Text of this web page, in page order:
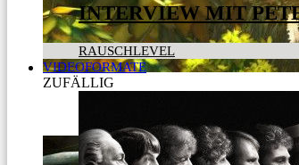
INTERVIEW MIT
RAUSCHLEVEL
VIDEOFORMATE
ZUFÄLLIG